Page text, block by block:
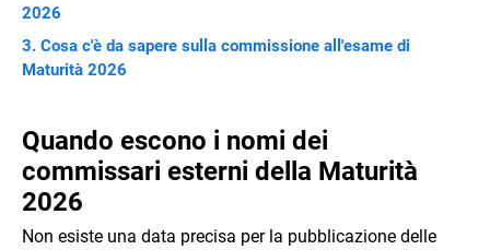
2026
Cosa c'è da sapere sulla commissione all'esame di
Maturità 2026
Quando escono i nomi dei
commissari esterni della Maturità
2026
Non esiste una data precisa per la pubblicazione delle